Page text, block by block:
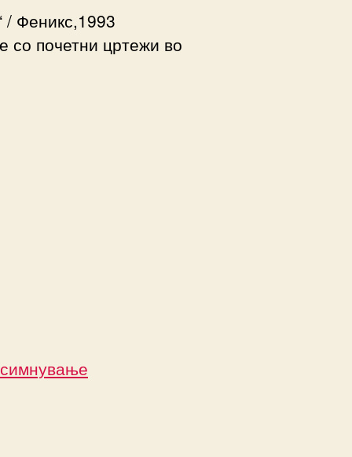
/ Феникс,1993
со почетни цртежи во